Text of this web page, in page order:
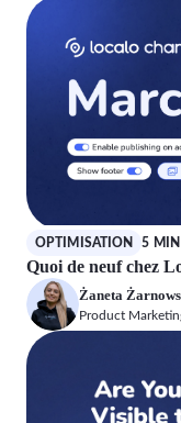
OPTIMISATION 5 MIN
Quoi de neuf chez
Żaneta
Product